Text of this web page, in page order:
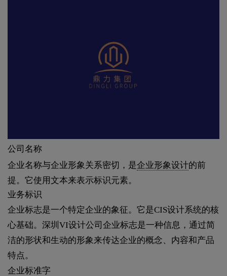
公司名称
企业名称与企业形象关系密切，是企业形象设计的前
提。它使用文本来表示标识元素。
业务标识
企业标志是一个特定企业的象征。它是CIS设计系统的核
心基础。深圳VI设计公司企业标志是一种信息，通过简
洁的形状和生动的形象来传达企业的概念、内容和产品
特点。
企业标准字